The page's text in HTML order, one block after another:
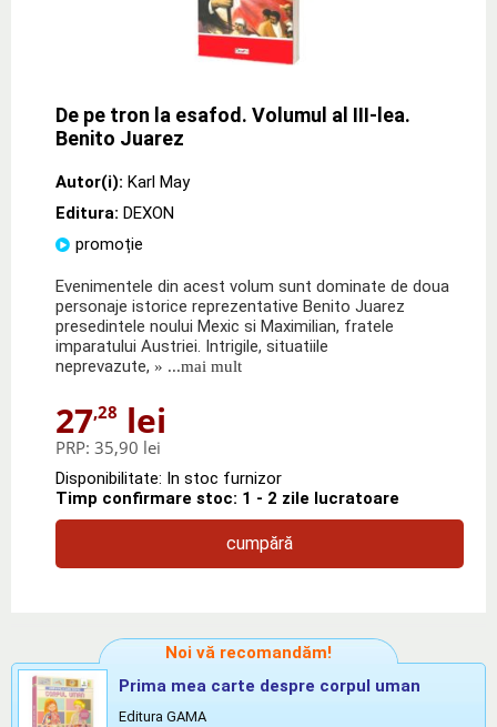
De pe tron la esafod. Volumul al III-lea.
Benito Juarez
Autor(i): Karl May
Editura: DEXON
promoție
Evenimentele din acest volum sunt dominate de doua
personaje istorice reprezentative Benito Juarez
presedintele noului Mexic si Maximilian, fratele
imparatului Austriei. Intrigile, situatiile
neprevazute, » ...mai mult
27,28 lei
PRP: 35,90 lei
Disponibilitate: In stoc furnizor
Timp confirmare stoc: 1 - 2 zile lucratoare
cumpără
Noi vă recomandăm!
Prima mea carte despre corpul uman
Editura GAMA